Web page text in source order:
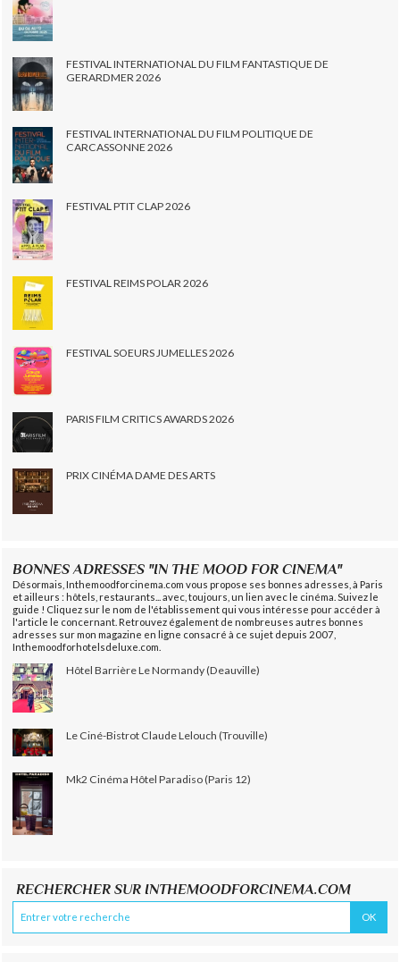
FESTIVAL INTERNATIONAL DU FILM FANTASTIQUE DE
GERARDMER 2026
FESTIVAL INTERNATIONAL DU FILM POLITIQUE DE
CARCASSONNE 2026
FESTIVAL PTIT CLAP 2026
FESTIVAL REIMS POLAR 2026
FESTIVAL SOEURS JUMELLES 2026
PARIS FILM CRITICS AWARDS 2026
PRIX CINÉMA DAME DES ARTS
BONNES ADRESSES "IN THE MOOD FOR CINEMA"
Désormais, Inthemoodforcinema.com vous propose ses bonnes adresses, à Paris
et ailleurs : hôtels, restaurants... avec, toujours, un lien avec le cinéma. Suivez le
guide ! Cliquez sur le nom de l'établissement qui vous intéresse pour accéder à
l'article le concernant. Retrouvez également de nombreuses autres bonnes
adresses sur mon magazine en ligne consacré à ce sujet depuis 2007,
Inthemoodforhotelsdeluxe.com.
Hôtel Barrière Le Normandy (Deauville)
Le Ciné-Bistrot Claude Lelouch (Trouville)
Mk2 Cinéma Hôtel Paradiso (Paris 12)
RECHERCHER SUR INTHEMOODFORCINEMA.COM